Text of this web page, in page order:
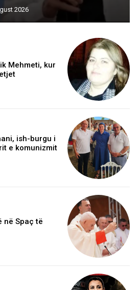
2026
Mehmeti, kur
ish-burgu i
e komunizmit
në Spaç të